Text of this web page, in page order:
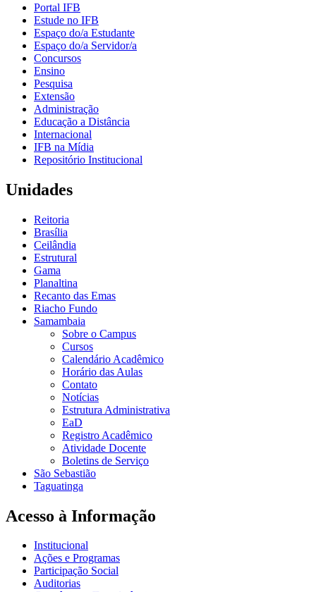
Portal IFB
Estude no IFB
Espaço do/a Estudante
Espaço do/a Servidor/a
Concursos
Ensino
Pesquisa
Extensão
Administração
Educação a Distância
Internacional
IFB na Mídia
Repositório Institucional
Unidades
Reitoria
Brasília
Ceilândia
Estrutural
Gama
Planaltina
Recanto das Emas
Riacho Fundo
Samambaia
Sobre o Campus
Cursos
Calendário Acadêmico
Horário das Aulas
Contato
Notícias
Estrutura Administrativa
EaD
Registro Acadêmico
Atividade Docente
Boletins de Serviço
São Sebastião
Taguatinga
Acesso à Informação
Institucional
Ações e Programas
Participação Social
Auditorias